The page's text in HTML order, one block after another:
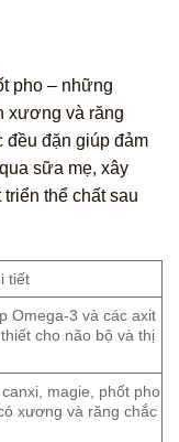
pho – những
xương và răng
đều đặn giúp đảm
sữa mẹ, xây
thể chất sau
tiết
Omega-3 và các axit
cho não bộ và thị
magie, phốt pho
xương và răng chắc